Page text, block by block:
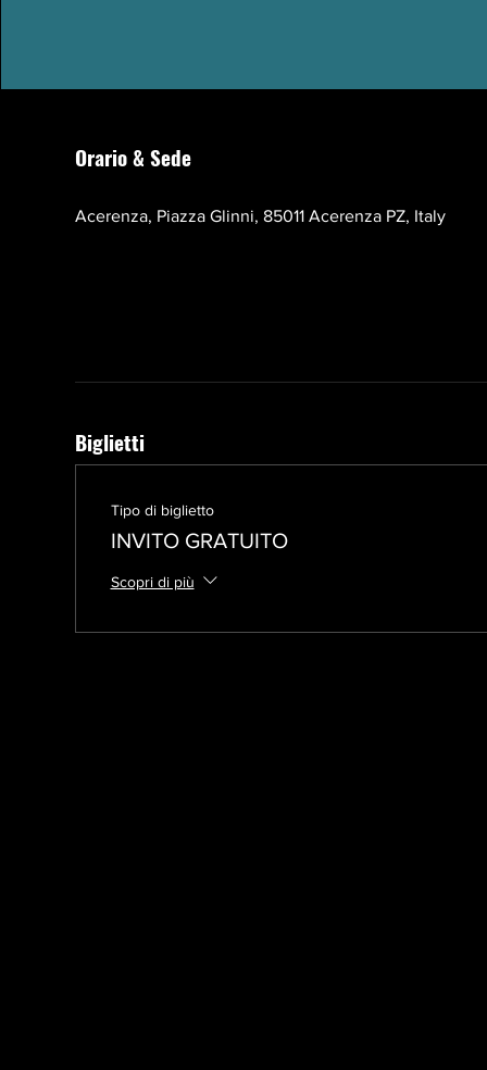
Orario & Sede
Acerenza, Piazza Glinni, 85011 Acerenza PZ, Italy
Biglietti
Tipo di biglietto
INVITO GRATUITO
Scopri di più